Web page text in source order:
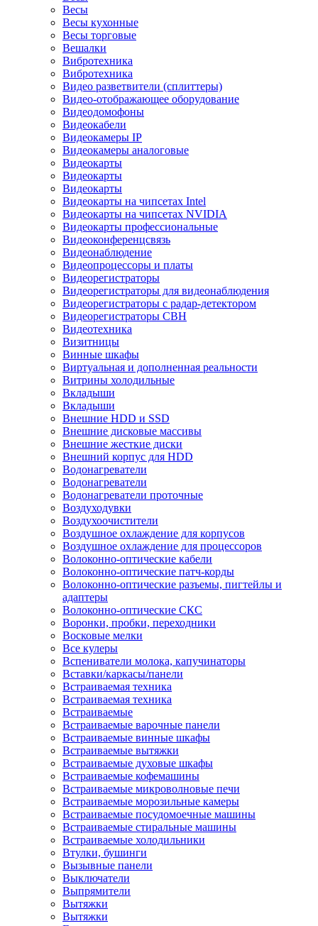
Весы
Весы кухонные
Весы торговые
Вешалки
Вибротехника
Вибротехника
Видео разветвители (сплиттеры)
Видео-отображающее оборудование
Видеодомофоны
Видеокабели
Видеокамеры IP
Видеокамеры аналоговые
Видеокарты
Видеокарты
Видеокарты
Видеокарты на чипсетах Intel
Видеокарты на чипсетах NVIDIA
Видеокарты профессиональные
Видеоконференцсвязь
Видеонаблюдение
Видеопроцессоры и платы
Видеорегистраторы
Видеорегистраторы для видеонаблюдения
Видеорегистраторы с радар-детектором
Видеорегистраторы СВН
Видеотехника
Визитницы
Винные шкафы
Виртуальная и дополненная реальности
Витрины холодильные
Вкладыши
Вкладыши
Внешние HDD и SSD
Внешние дисковые массивы
Внешние жесткие диски
Внешний корпус для HDD
Водонагреватели
Водонагреватели
Водонагреватели проточные
Воздуходувки
Воздухоочистители
Воздушное охлаждение для корпусов
Воздушное охлаждение для процессоров
Волоконно-оптические кабели
Волоконно-оптические патч-корды
Волоконно-оптические разъемы, пигтейлы и
адаптеры
Волоконно-оптические СКС
Воронки, пробки, переходники
Восковые мелки
Все кулеры
Вспениватели молока, капучинаторы
Вставки/каркасы/панели
Встраиваемая техника
Встраиваемая техника
Встраиваемые
Встраиваемые варочные панели
Встраиваемые винные шкафы
Встраиваемые вытяжки
Встраиваемые духовые шкафы
Встраиваемые кофемашины
Встраиваемые микроволновые печи
Встраиваемые морозильные камеры
Встраиваемые посудомоечные машины
Встраиваемые стиральные машины
Встраиваемые холодильники
Втулки, бушинги
Вызывные панели
Выключатели
Выпрямители
Вытяжки
Вытяжки